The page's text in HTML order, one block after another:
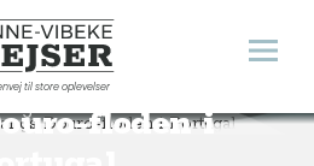
Vibeke Rejser
til store oplevelser
Åbn
du skal opleve
floden i
10 steder du skal opleve langs Douro-floden i Portugal